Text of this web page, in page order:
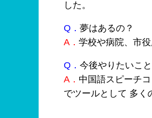
した。
Q． 夢はあるの？
A． 学校や病院、市
Q． 今後やりたいこと
A． 中国語スピーチ
でツールとして 多く